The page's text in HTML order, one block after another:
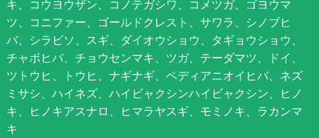
キ、コウヨウザン、コノテガシワ、コメツガ、ゴヨウマ
ツ、コニファー、ゴールドクレスト、サワラ、シノブヒ
バ、シラビソ、スギ、ダイオウショウ、タギョウショウ、
チャボヒバ、チョウセンマキ、ツガ、テーダマツ、ドイ、
ツトウヒ、トウヒ、ナギナギ、ペディアニオイヒバ、ネズ
ミサシ、ハイネズ、ハイビャクシンハイビャクシン、ヒノ
キ、ヒノキアスナロ、ヒマラヤスギ、モミノキ、ラカンマ
キ